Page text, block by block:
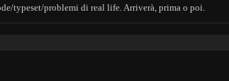
typeset/problemi di real life. Arriverà, prima o poi.